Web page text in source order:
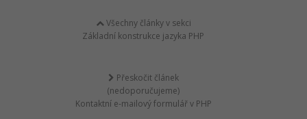
Všechny články v sekci
Základní konstrukce jazyka PHP
Přeskočit článek
(nedoporučujeme)
Kontaktní e-mailový formulář v PHP